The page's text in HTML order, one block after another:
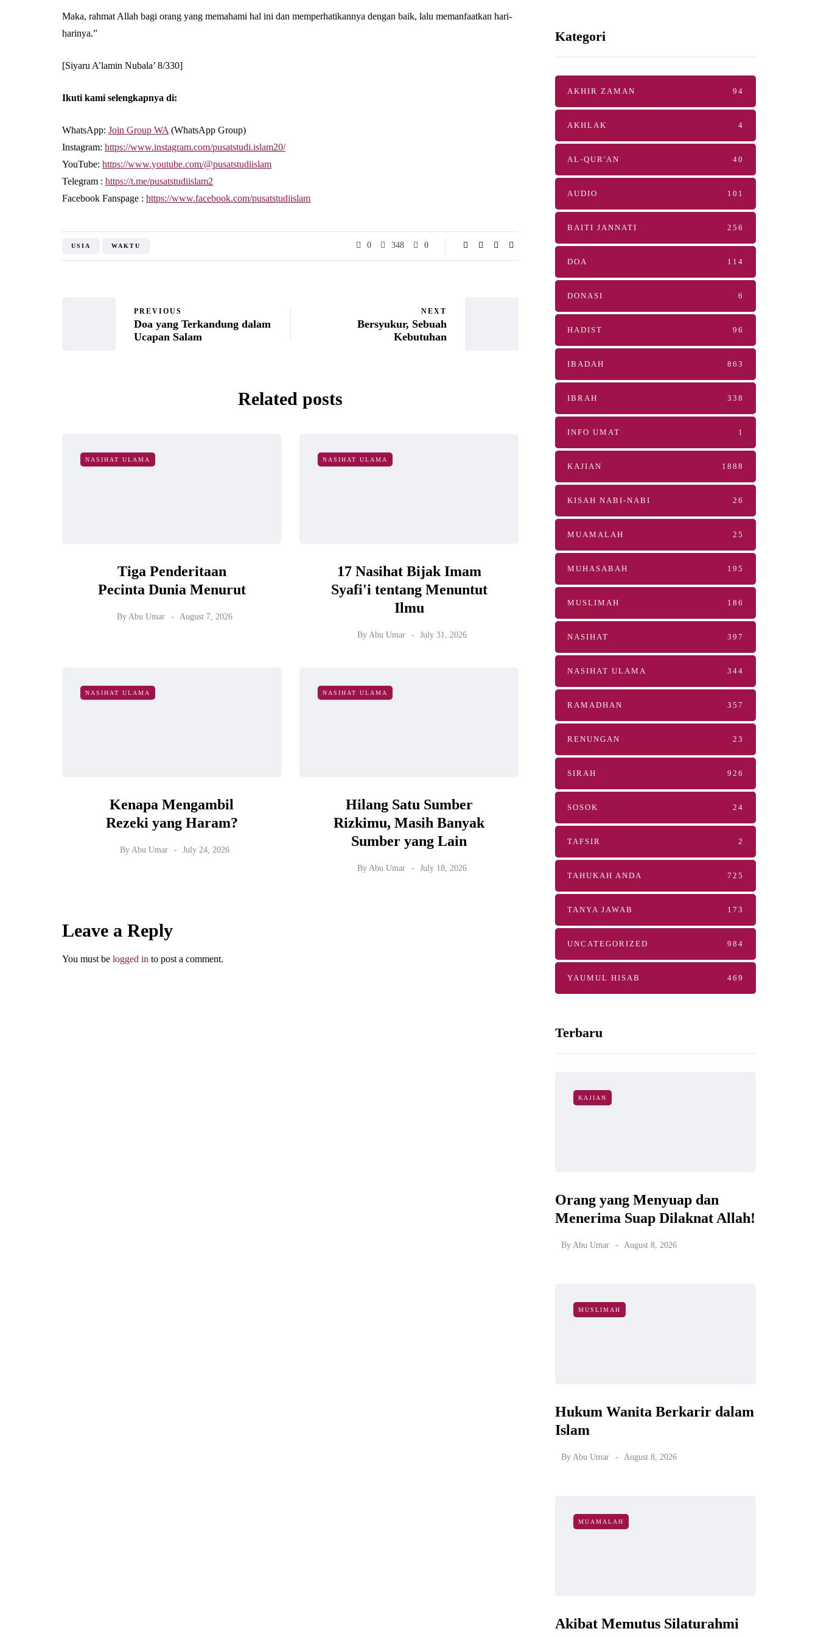
Maka, rahmat Allah bagi orang yang memahami hal ini dan memperhatikannya dengan baik, lalu memanfaatkan hari-
harinya.”
[Siyaru A’lamin Nubala’ 8/330]
Ikuti kami selengkapnya di:
WhatsApp: Join Group WA (WhatsApp Group)
Instagram: https://www.instagram.com/pusatstudi.islam20/
YouTube: https://www.youtube.com/@pusatstudiislam
Telegram : https://t.me/pusatstudiislam2
Facebook Fanspage : https://www.facebook.com/pusatstudiislam
USIA WAKTU 0 348 0
PREVIOUS
Doa yang Terkandung dalam
Ucapan Salam
NEXT
Bersyukur, Sebuah
Kebutuhan
Related posts
NASIHAT ULAMA
Tiga Penderitaan
Pecinta Dunia Menurut
By Abu Umar August 7, 2026
NASIHAT ULAMA
17 Nasihat Bijak Imam
Syafi'i tentang Menuntut
Ilmu
By Abu Umar July 31, 2026
NASIHAT ULAMA
Kenapa Mengambil
Rezeki yang Haram?
By Abu Umar July 24, 2026
NASIHAT ULAMA
Hilang Satu Sumber
Rizkimu, Masih Banyak
Sumber yang Lain
By Abu Umar July 18, 2026
Leave a Reply
You must be logged in to post a comment.
Kategori
AKHIR ZAMAN 94
AKHLAK 4
AL-QUR'AN 40
AUDIO 101
BAITI JANNATI 256
DOA 114
DONASI 6
HADIST 96
IBADAH 863
IBRAH 338
INFO UMAT 1
KAJIAN 1888
KISAH NABI-NABI 26
MUAMALAH 25
MUHASABAH 195
MUSLIMAH 186
NASIHAT 397
NASIHAT ULAMA 344
RAMADHAN 357
RENUNGAN 23
SIRAH 926
SOSOK 24
TAFSIR 2
TAHUKAH ANDA 725
TANYA JAWAB 173
UNCATEGORIZED 984
YAUMUL HISAB 469
Terbaru
KAJIAN
Orang yang Menyuap dan
Menerima Suap Dilaknat Allah!
By Abu Umar August 8, 2026
MUSLIMAH
Hukum Wanita Berkarir dalam
Islam
By Abu Umar August 8, 2026
MUAMALAH
Akibat Memutus Silaturahmi